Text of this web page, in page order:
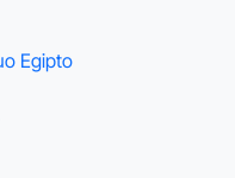
Egipto